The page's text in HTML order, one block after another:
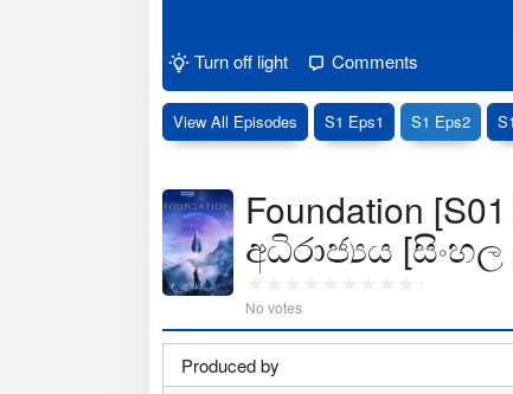
Turn off light Comments
View All Episodes S1 Eps1 S1 Eps2
Foundation
අධිරාජ්‍යය
No votes
Produced by